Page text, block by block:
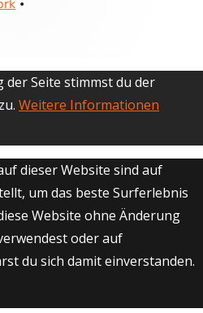
•
Seite stimmst du der
Weitere Informationen
dieser Website sind auf
um das beste Surferlebnis
Website ohne Änderung
oder auf
du sich damit einverstanden.